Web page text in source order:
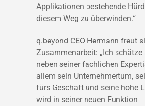
Applikationen bestehende
diesem Weg zu überwinden.“
q.beyond CEO Hermann freut
Zusammenarbeit: „Ich schätze
neben seiner fachlichen
allem sein Unternehmertum,
fürs Geschäft und seine hohe
wird in seiner neuen Funktion